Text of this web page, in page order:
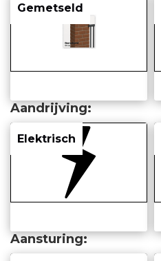
Gemetseld
Aandrijving
Elektrisch
Aansturing